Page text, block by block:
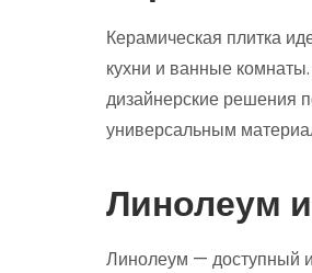
Керамическая плитка
кухни и ванные
дизайнерские решения
универсальным
Линолеум
Линолеум — доступный